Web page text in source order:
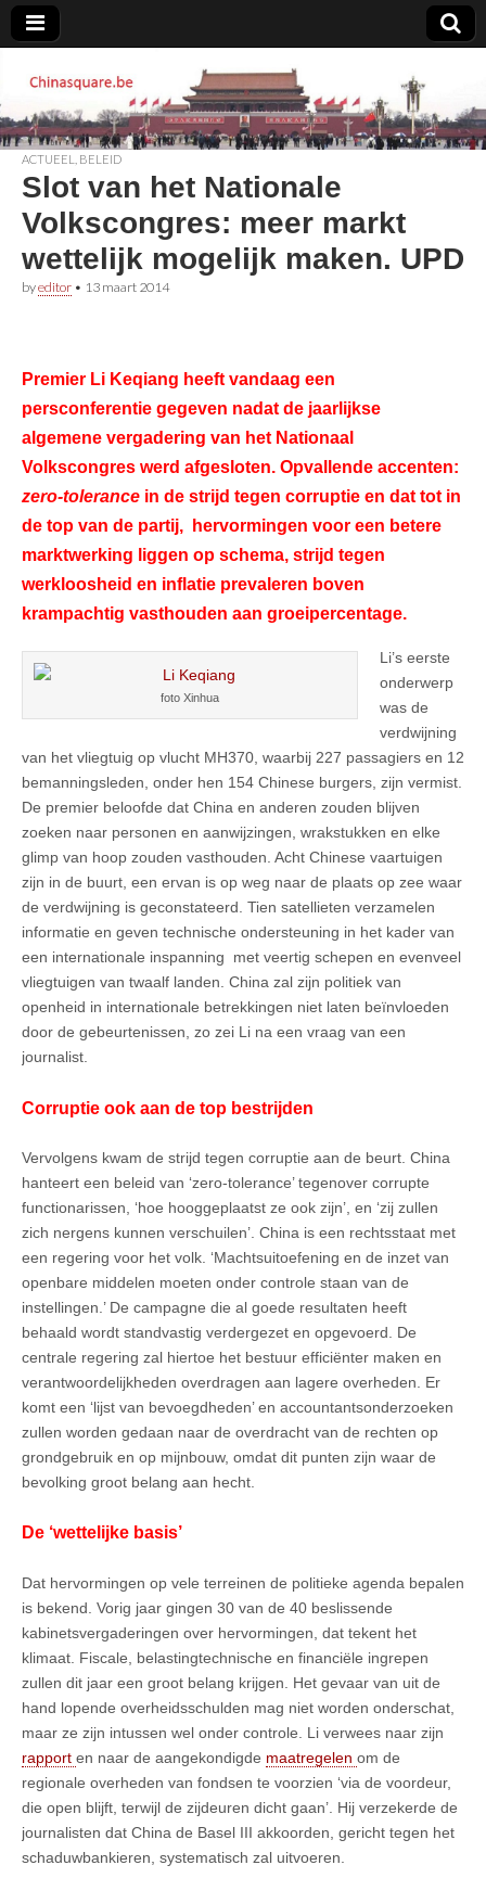
Chinasquare.be
ACTUEEL BELEID
Slot van het Nationale
Volkscongres: meer markt
wettelijk mogelijk maken. UPD
byeditor • 13 maart 2014
Premier Li Keqiang heeft vandaag een
persconferentie gegeven nadat de jaarlijkse
algemene vergadering van het Nationaal
Volkscongres werd afgesloten. Opvallende accenten:
zero-tolerance in de strijd tegen corruptie en dat tot in
de top van de partij, hervormingen voor een betere
marktwerking liggen op schema, strijd tegen
werkloosheid en inflatie prevaleren boven
krampachtig vasthouden aan groeipercentage.
foto Xinhua
Li’s eerste
onderwerp
was de
verdwijning
van het vliegtuig op vlucht MH370, waarbij 227 passagiers en 12
bemanningsleden, onder hen 154 Chinese burgers, zijn vermist.
De premier beloofde dat China en anderen zouden blijven
zoeken naar personen en aanwijzingen, wrakstukken en elke
glimp van hoop zouden vasthouden. Acht Chinese vaartuigen
zijn in de buurt, een ervan is op weg naar de plaats op zee waar
de verdwijning is geconstateerd. Tien satellieten verzamelen
informatie en geven technische ondersteuning in het kader van
een internationale inspanning
met veertig schepen en evenveel
vliegtuigen van twaalf landen. China zal zijn politiek van
openheid in internationale betrekkingen niet laten beïnvloeden
door de gebeurtenissen, zo zei Li na een vraag van een
journalist.
Corruptie ook aan de top bestrijden
Vervolgens kwam de strijd tegen corruptie aan de beurt. China
hanteert een beleid van ‘zero-tolerance’ tegenover corrupte
functionarissen, ‘hoe hooggeplaatst ze ook zijn’, en ‘zij zullen
zich nergens kunnen verschuilen’. China is een rechtsstaat met
een regering voor het volk. ‘Machtsuitoefening en de inzet van
openbare middelen moeten onder controle staan van de
instellingen.’ De campagne die al goede resultaten heeft
behaald wordt standvastig verdergezet en opgevoerd. De
centrale regering zal hiertoe het bestuur efficiënter maken en
verantwoordelijkheden overdragen aan lagere overheden. Er
komt een ‘lijst van bevoegdheden’ en accountantsonderzoeken
zullen worden gedaan naar de overdracht van de rechten op
grondgebruik en op mijnbouw, omdat dit punten zijn waar de
bevolking groot belang aan hecht.
De ‘wettelijke basis’
Dat hervormingen op vele terreinen de politieke agenda bepalen
is bekend. Vorig jaar gingen 30 van de 40 beslissende
kabinetsvergaderingen over hervormingen, dat tekent het
klimaat. Fiscale, belastingtechnische en financiële ingrepen
zullen dit jaar een groot belang krijgen. Het gevaar van uit de
hand lopende overheidsschulden mag niet worden onderschat,
maar ze zijn intussen wel onder controle. Li verwees naar zijn
rapport en naar de aangekondigde maatregelen om de
regionale overheden van fondsen te voorzien ‘via de voordeur,
die open blijft, terwijl de zijdeuren dicht gaan’. Hij verzekerde de
journalisten dat China de Basel III akkoorden, gericht tegen het
schaduwbankieren, systematisch zal uitvoeren.